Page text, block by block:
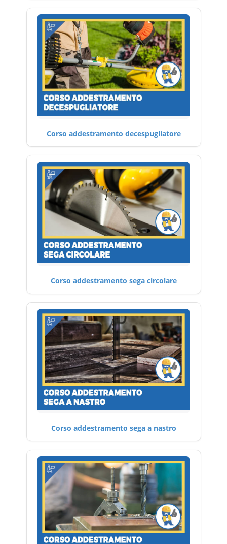
Corso addestramento decespugliatore
Corso addestramento sega circolare
Corso addestramento sega a nastro